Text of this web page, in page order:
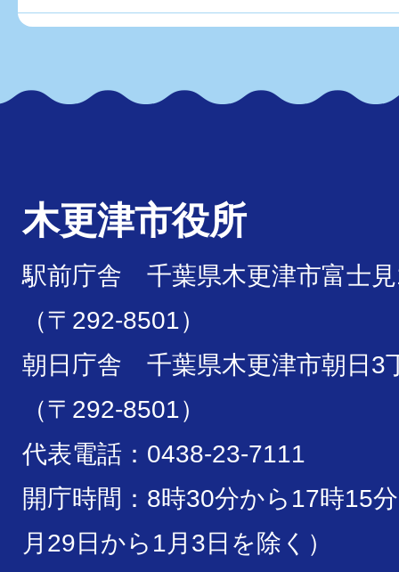
木更津市役所
駅前庁舎 千葉県木更津市富士
（〒292-8501）
朝日庁舎 千葉県木更津市朝日3
（〒292-8501）
代表電話：0438-23-7111
開庁時間：8時30分から17時15
月29日から1月3日を除く）